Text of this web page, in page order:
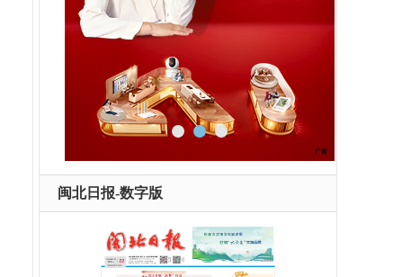
闽北日报-数字版